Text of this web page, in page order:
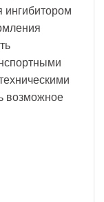
ингибитором
возможное